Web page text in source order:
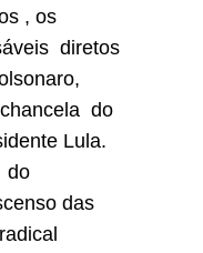
, os
diretos
do
Lula.
do
das